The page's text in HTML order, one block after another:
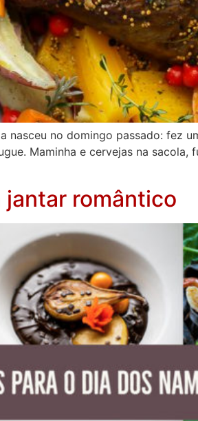
nasceu no domingo passado: fez
Maminha e cervejas na
jantar romântico